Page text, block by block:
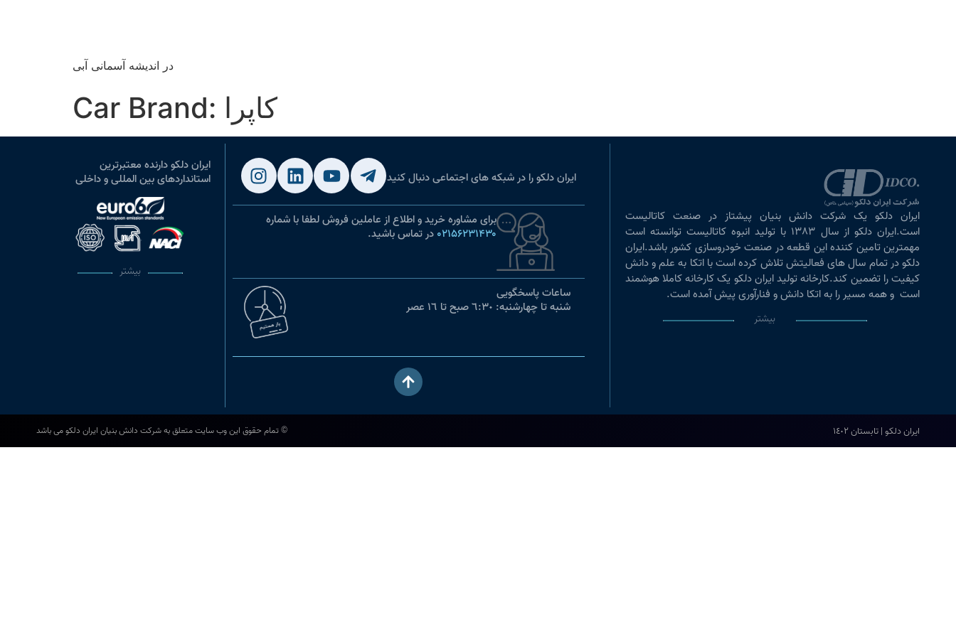
در اندیشه آسمانی آبی
Car Brand: کاپرا
ایران دلکو دارنده معتبرترین
استانداردهای بین المللی و داخلی
بیشتر
ایران دلکو را در شبکه های اجتماعی دنبال کنید
برای مشاوره خرید و اطلاع از عاملین فروش لطفا با شماره
۰۲۱۵۶۲۳۱۴۳۰ در تماس باشید.
ساعات پاسخگویی
شنبه تا چهارشنبه: ٦:٣٠ صبح تا ١٦ عصر
ایران دلکو یک شرکت دانش بنیان پیشتاز در صنعت کاتالیست
است.ایران دلکو از سال ١٣٨٣ با تولید انبوه کاتالیست توانسته است
مهمترین تامین کننده این قطعه در صنعت خودروسازی کشور باشد.ایران
دلکو در تمام سال های فعالیتش تلاش کرده است با اتکا به علم و دانش
کیفیت را تضمین کند.کارخانه تولید ایران دلکو یک کارخانه کاملا هوشمند
است و همه مسیر را به اتکا دانش و فنارآوری پیش آمده است.
بیشتر
© تمام حقوق این وب سایت متعلق به شرکت دانش بنیان ایران دلکو می باشد ایران دلکو | تابستان ١٤٠٢